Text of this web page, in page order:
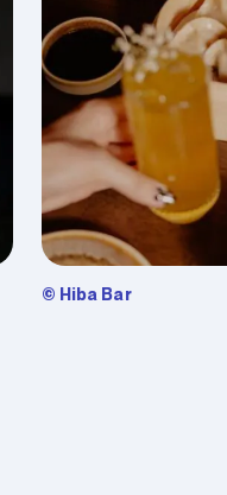
© Hiba Bar